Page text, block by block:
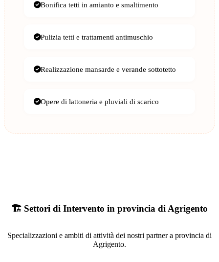
Bonifica tetti in amianto e smaltimento
Pulizia tetti e trattamenti antimuschio
Realizzazione mansarde e verande sottotetto
Opere di lattoneria e pluviali di scarico
🏗️ Settori di Intervento in provincia di Agrigento
Specializzazioni e ambiti di attività dei nostri partner a provincia di
Agrigento.